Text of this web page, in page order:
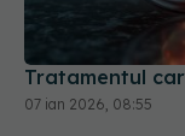
Tratamentul
07 ian 2026, 08:55